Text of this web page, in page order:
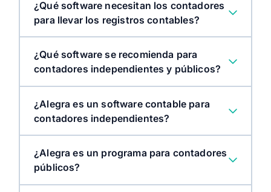
¿Qué software necesitan los contadores
para llevar los registros contables?
¿Qué software se recomienda para
contadores independientes y públicos?
¿Alegra es un software contable para
contadores independientes?
¿Alegra es un programa para contadores
públicos?